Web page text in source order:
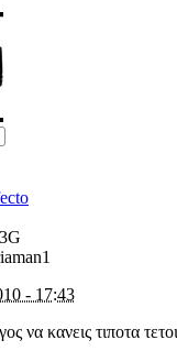
- 17:43
να κανεις τιποτα